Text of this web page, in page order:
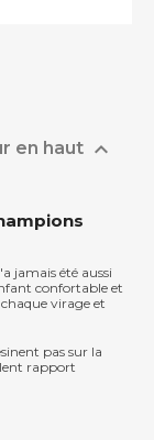
en haut 
jamais été aussi
confortable et
virage et
pas sur la
rapport